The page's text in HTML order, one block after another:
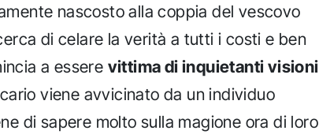
nascosto alla coppia del vescovo
di celare la verità a tutti i costi e ben
a essere vittima di inquietanti visioni
viene avvicinato da un individuo
di sapere molto sulla magione ora di loro